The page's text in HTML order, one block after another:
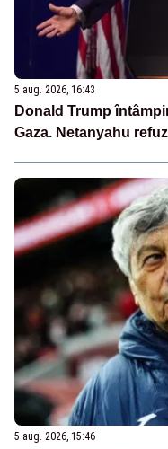
5 aug. 2026, 16:43
Donald Trump
Gaza. Netanyahu
5 aug. 2026, 15:46